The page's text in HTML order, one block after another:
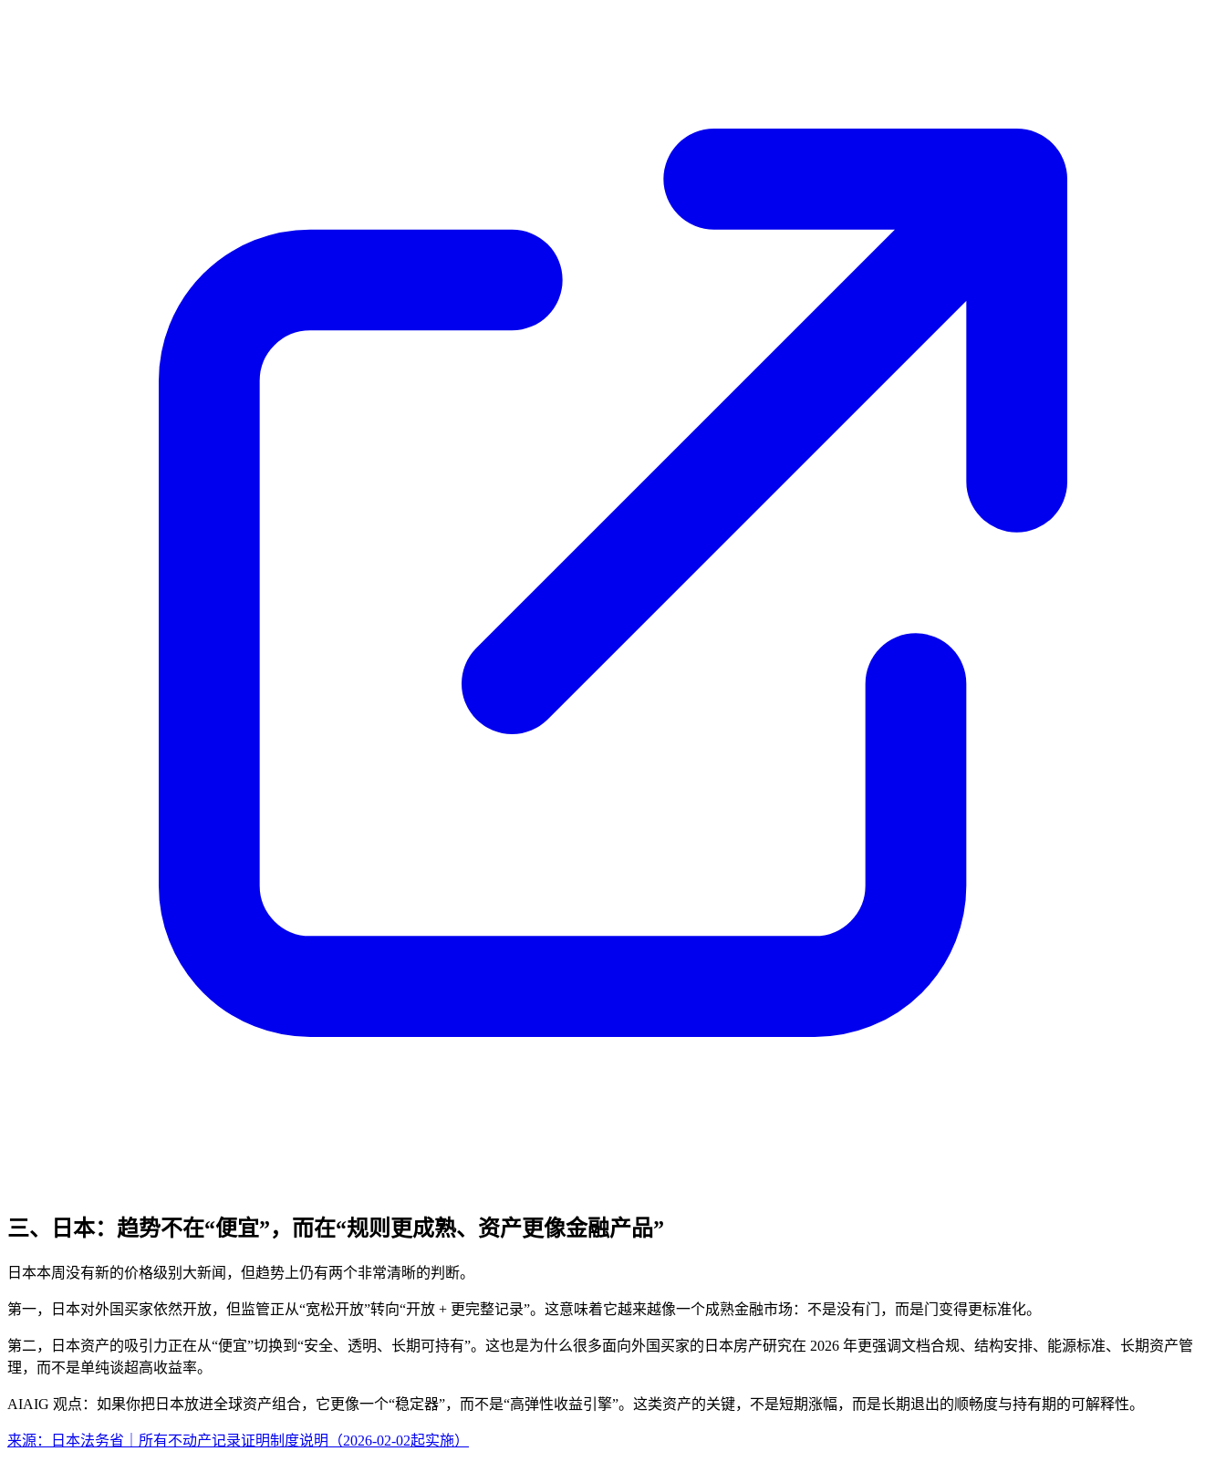
三、日本：趋势不在“便宜”，而在“规则更成熟、资产更像金融产品”
日本本周没有新的价格级别大新闻，但趋势上仍有两个非常清晰的判断。
第一，日本对外国买家依然开放，但监管正从“宽松开放”转向“开放 + 更完整记录”。这意味着它越来越像一个成熟金融市场：不是没有门，而是门变得更标准化。
第二，日本资产的吸引力正在从“便宜”切换到“安全、透明、长期可持有”。这也是为什么很多面向外国买家的日本房产研究在 2026 年更强调文档合规、结构安排、能源标准、长期资产管
理，而不是单纯谈超高收益率。
AIAIG 观点：如果你把日本放进全球资产组合，它更像一个“稳定器”，而不是“高弹性收益引擎”。这类资产的关键，不是短期涨幅，而是长期退出的顺畅度与持有期的可解释性。
来源：日本法务省｜所有不动产记录证明制度说明（2026-02-02起实施）